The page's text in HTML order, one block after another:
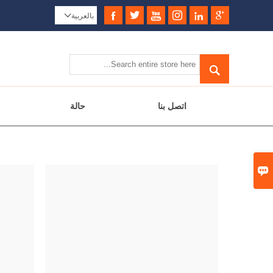
      بالعربية

حالة اتصل بنا
